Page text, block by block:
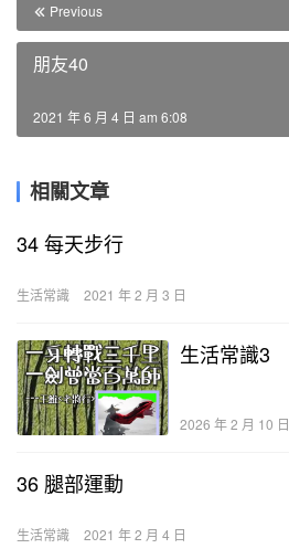
Previous
朋友40
2021 年 6 月 4 日 am 6:08
相關文章
34 每天步行
生活常識 2021 年 2 月 3 日
生活常識3
2026 年 2 月 10 日
36 腿部運動
生活常識 2021 年 2 月 4 日